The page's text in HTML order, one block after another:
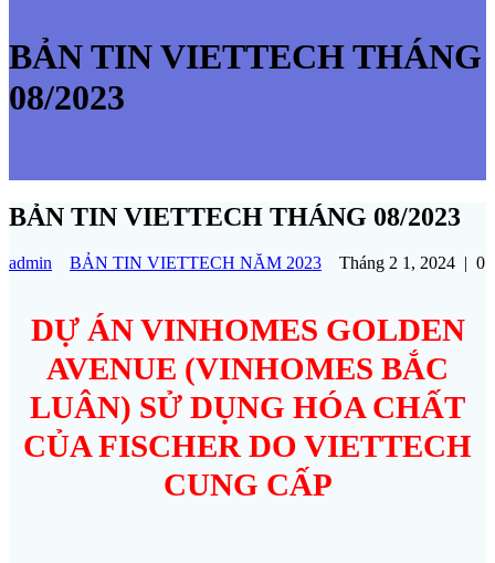
BẢN TIN VIETTECH THÁNG
08/2023
BẢN TIN VIETTECH THÁNG 08/2023
admin BẢN TIN VIETTECH NĂM 2023 Tháng 2 1, 2024 | 0
DỰ ÁN VINHOMES GOLDEN
AVENUE (VINHOMES BẮC
LUÂN) SỬ DỤNG HÓA CHẤT
CỦA FISCHER DO VIETTECH
CUNG CẤP